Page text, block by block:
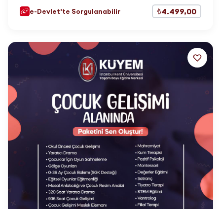
e-Devlet'te Sorgulanabilir ₺4.499,00